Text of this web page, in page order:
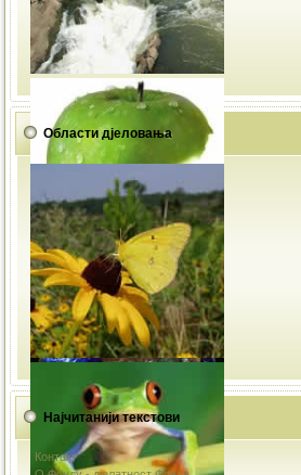
Области дјеловања
Најчитанији текстови
Контакт